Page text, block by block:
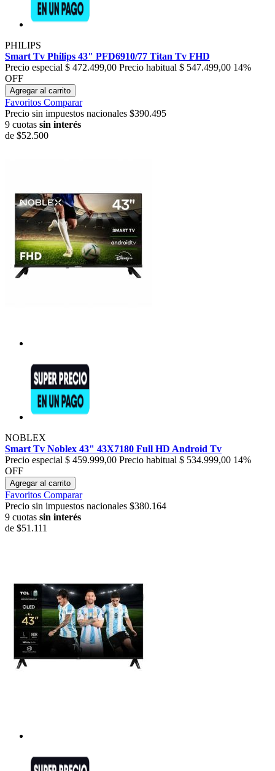
PHILIPS
Smart Tv Philips 43" PFD6910/77 Titan Tv FHD
Precio especial $ 472.499,00 Precio habitual $ 547.499,00 14%
OFF
Agregar al carrito
Favoritos Comparar
Precio sin impuestos nacionales $390.495
9 cuotas sin interés
de $52.500
NOBLEX
Smart Tv Noblex 43" 43X7180 Full HD Android Tv
Precio especial $ 459.999,00 Precio habitual $ 534.999,00 14%
OFF
Agregar al carrito
Favoritos Comparar
Precio sin impuestos nacionales $380.164
9 cuotas sin interés
de $51.111